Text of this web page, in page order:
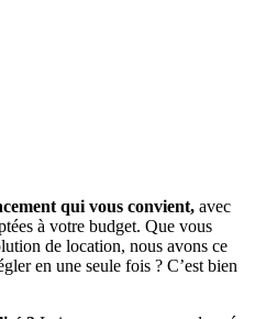
qui vous convient, avec
à votre budget. Que vous
de location, nous avons ce
en une seule fois ? C’est bien